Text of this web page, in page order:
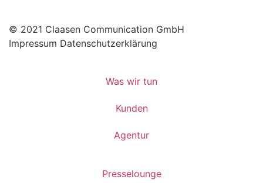
© 2021 Claasen Communication GmbH
Impressum Datenschutzerklärung
Was wir tun
Kunden
Agentur
Presselounge